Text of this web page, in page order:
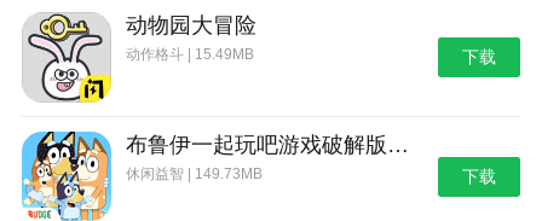
持他，第四章会获得几个海盗卡
10.开局有颗大树那里选择派斥候亏人，选择直接
过去会有一个亏金币还是亏人的选择。(对应选择会有
11.前期如果救下来农民一直不抛弃会给一个饰品
12.主线最后不杀守门人，后面定期会给你寄信
动物园大冒险
动作格斗 | 15.49MB 下载
布鲁伊一起玩吧游戏破解版_布鲁伊：一起玩吧
休闲益智 | 149.73MB 下载